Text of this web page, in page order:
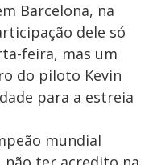
Barcelona, na
dele só
feira, mas um
do piloto Kevin
para a estreia
mundial